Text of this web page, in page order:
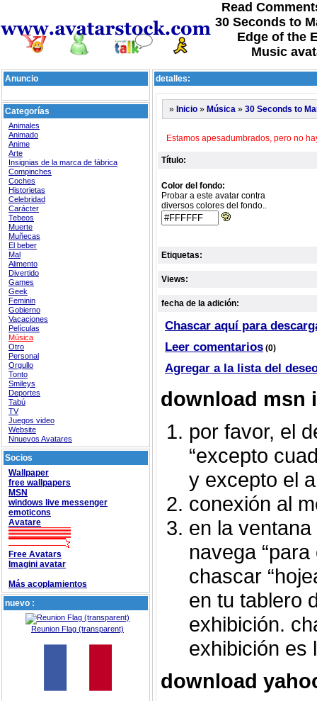
Read
30 Seconds to
Edge of the
Music
Anuncio
Categorías
Animales
Animado
Anime
Arte
Insignias de la marca de fábrica
Compinches
Coches
Historietas
Celebridad
Carácter
Tebeos
Muerte
Muñecas
El beber
Mal
Alimento
Divertido
Games
Geek
Feminin
Gobierno
Vacaciones
Películas
Música
Otro
Personal
Orgullo
Tonto
Smileys
Deportes
Tabú
TV
Juegos video
Website
Nnuevos Avatares
Socios
Wallpaper
free wallpapers
MSN
windows live messenger
emoticons
Avatare
Free Avatars
Imagini avatar
Más acoplamientos
nuevo :
Reunion Flag (transparent)
detalles:
» Inicio » Música » 30 Seconds to
Estamos apesadumbrados, pero no
Título:
Color del fondo:
Probar a este avatar contra
diversos colores del fondo..
Etiquetas:
Views:
fecha de la adición:
Chascar aquí para
Leer comentarios (0)
Agregar a la lista del
download msn
por favor, el
“excepto
y excepto el
conexión al
en la ventana
navega
chascar
en tu tablero
exhibición.
exhibición es
download